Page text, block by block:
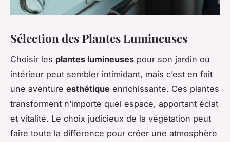
Sélection des Plantes Lumineuses
Choisir les plantes lumineuses pour son jardin ou
intérieur peut sembler intimidant, mais c’est en fait
une aventure esthétique enrichissante. Ces plantes
transforment n’importe quel espace, apportant éclat
et vitalité. Le choix judicieux de la végétation peut
faire toute la différence pour créer une atmosphère